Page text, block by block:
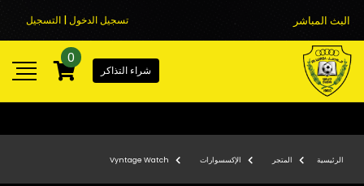
البث المباشر تسجيل الدخول | التسجيل
شراء التذاكر
0
الرئيسية المتجر الإكسسوارات Vyntage Watch